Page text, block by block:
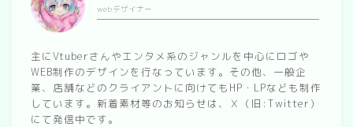
季節
冬/winter
夏/summer
春/spring
webデザイナー
主にVtuberさんやエンタメ系のジャンルを中心にロゴや
WEB制作のデザインを行なっています。その他、一般企
業、店舗などのクライアントに向けてもHP・LPなども制作
しています。新着素材等のお知らせは、Ｘ（旧:Twitter）
にて発信中です。